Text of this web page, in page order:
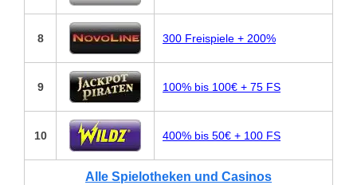
8 300 Freispiele + 200%
9 100% bis 100€ + 75 FS
10 400% bis 50€ + 100 FS
Alle Spielotheken und Casinos